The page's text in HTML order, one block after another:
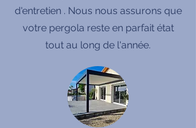
d'entretien . Nous nous assurons que
votre pergola reste en parfait état
tout au long de l'année.